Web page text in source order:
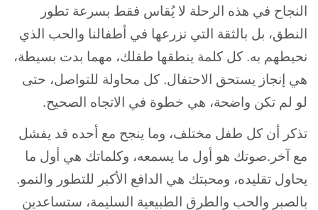
النجاح في هذه الرحلة لا يُقاس فقط بسرعة تطور
النطق، بل بالثقة التي نزرعها في أطفالنا والحب الذي
نحيطهم به. كل كلمة ينطقها طفلك، مهما بدت بسيطة،
هي إنجاز يستحق الاحتفال. كل محاولة للتواصل، حتى
لو لم تكن واضحة، هي خطوة في الاتجاه الصحيح.
تذكر أن كل طفل مختلف، وما ينجح مع أحده قد يفشل
مع آخر.صوتك هو أول ما يسمعه، وكلماتك هي أول ما
يحاول تقليده، ومحبتك هي الدافع الأكبر للتطور والنمو.
بالصبر والحب والطرق الطبيعية السليمة، ستساعدين